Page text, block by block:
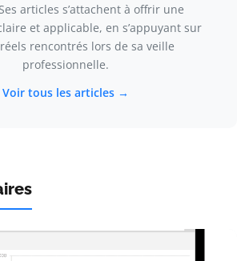
articles s’attachent à offrir une
et applicable, en s’appuyant sur
rencontrés lors de sa veille
professionnelle.
Voir tous les articles →